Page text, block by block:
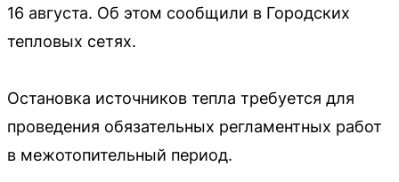
16 августа. Об этом сообщили в Городских
тепловых сетях.
Остановка источников тепла требуется для
проведения обязательных регламентных работ
в межотопительный период.